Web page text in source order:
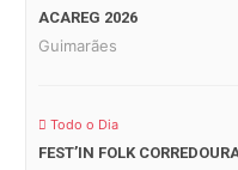
ACAREG 2026
Guimarães
Todo o Dia
FEST’IN FOLK